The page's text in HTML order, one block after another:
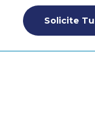
Solicite